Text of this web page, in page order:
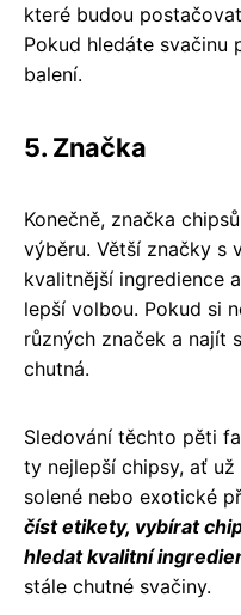
které budou
Pokud hledáte svačinu
balení.
5. Značka
Konečně, značka
výběru. Větší značky s
kvalitnější ingredience
lepší volbou. Pokud si
různých značek a najít
chutná.
Sledování těchto pěti
ty nejlepší chipsy, ať
solené nebo exotické
číst etikety, vybírat
hledat kvalitní
stále chutné svačiny.